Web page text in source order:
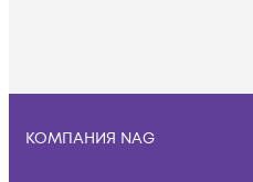
КОМПАНИЯ NAG